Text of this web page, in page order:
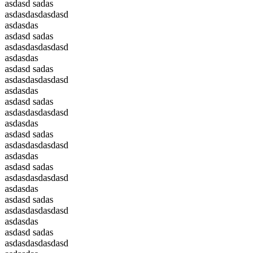
asdasd sadas
asdasdasdasdasd
asdasdas
asdasd sadas
asdasdasdasdasd
asdasdas
asdasd sadas
asdasdasdasdasd
asdasdas
asdasd sadas
asdasdasdasdasd
asdasdas
asdasd sadas
asdasdasdasdasd
asdasdas
asdasd sadas
asdasdasdasdasd
asdasdas
asdasd sadas
asdasdasdasdasd
asdasdas
asdasd sadas
asdasdasdasdasd